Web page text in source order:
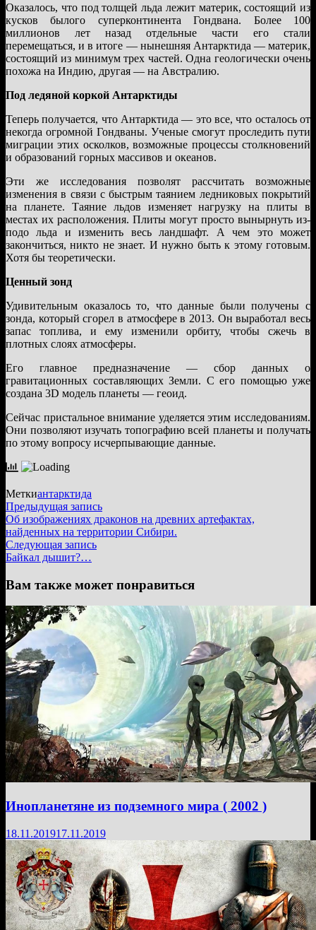
Оказалось, что под толщей льда лежит материк, состоящий из
кусков былого суперконтинента Гондвана. Более 100
миллионов лет назад отдельные части его стали
перемещаться, и в итоге — нынешняя Антарктида — материк,
состоящий из минимум трех частей. Одна геологически очень
похожа на Индию, другая — на Австралию.
Под ледяной коркой Антарктиды
Теперь получается, что Антарктида — это все, что осталось от
некогда огромной Гондваны. Ученые смогут проследить пути
миграции этих осколков, возможные процессы столкновений
и образований горных массивов и океанов.
Эти же исследования позволят рассчитать возможные
изменения в связи с быстрым таянием ледниковых покрытий
на планете. Таяние льдов изменяет нагрузку на плиты в
местах их расположения. Плиты могут просто вынырнуть из-
подо льда и изменить весь ландшафт. А чем это может
закончиться, никто не знает. И нужно быть к этому готовым.
Хотя бы теоретически.
Ценный зонд
Удивительным оказалось то, что данные были получены с
зонда, который сгорел в атмосфере в 2013. Он выработал весь
запас топлива, и ему изменили орбиту, чтобы сжечь в
плотных слоях атмосферы.
Его главное предназначение — сбор данных о
гравитационных составляющих Земли. С его помощью уже
создана 3D модель планеты — геоид.
Сейчас пристальное внимание уделяется этим исследованиям.
Они позволяют изучать топографию всей планеты и получать
по этому вопросу исчерпывающие данные.
Меткиантарктида
Навигация
по
записям
Предыдущая записьПредыдущая
запись:
Об изображениях драконов на древних артефактах,
найденных на территории Сибири.
Следующая записьСледующая
Байкал дышит?…
Вам также может понравиться
Инопланетяне из подземного мира ( 2002 )
18.11.201917.11.2019